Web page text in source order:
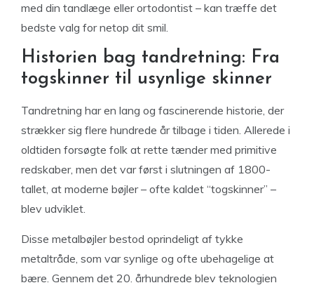
med din tandlæge eller ortodontist – kan træffe det
bedste valg for netop dit smil.
Historien bag tandretning: Fra
togskinner til usynlige skinner
Tandretning har en lang og fascinerende historie, der
strækker sig flere hundrede år tilbage i tiden. Allerede i
oldtiden forsøgte folk at rette tænder med primitive
redskaber, men det var først i slutningen af 1800-
tallet, at moderne bøjler – ofte kaldet “togskinner” –
blev udviklet.
Disse metalbøjler bestod oprindeligt af tykke
metaltråde, som var synlige og ofte ubehagelige at
bære. Gennem det 20. århundrede blev teknologien